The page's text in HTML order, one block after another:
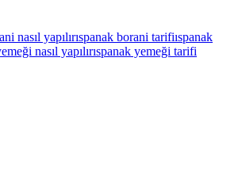
nasıl yapılırıspanak borani tarifiıspanak
nasıl yapılırıspanak yemeği tarifi